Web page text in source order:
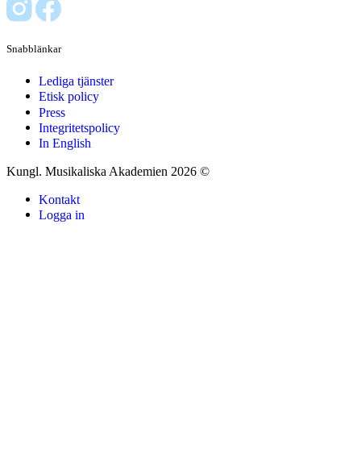
Snabblänkar
Lediga tjänster
Etisk policy
Press
Integritetspolicy
In English
Kungl. Musikaliska Akademien 2026 ©
Kontakt
Logga in